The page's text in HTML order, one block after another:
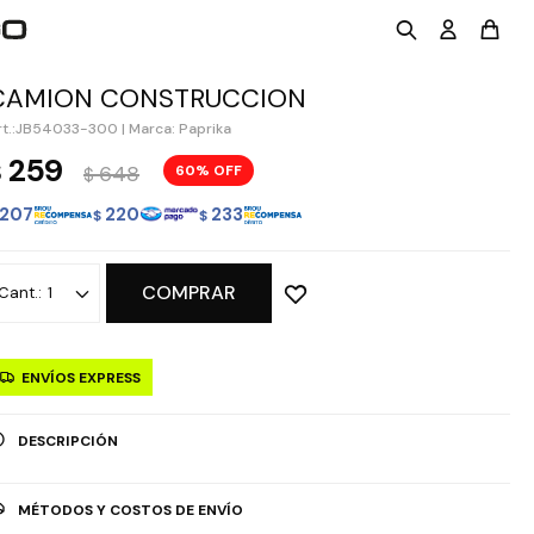
CONSTRUCCION
JB54033-300 | Marca: Paprika
259 $ 648 60
207 $ 220 $ 233
1 COMPRAR
ENVÍOS EXPRESS
DESCRIPCIÓN
MÉTODOS Y COSTOS DE ENVÍO